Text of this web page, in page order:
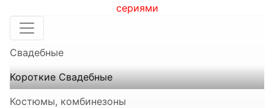
сериями
Свадебные
Короткие Свадебные
Костюмы, комбинезоны